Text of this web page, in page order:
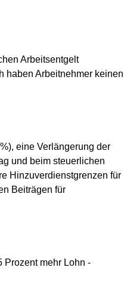
Arbeitsentgelt
haben Arbeitnehmer keinen
eine Verlängerung der
und beim steuerlichen
Hinzuverdienstgrenzen für
Beiträgen für
Prozent mehr Lohn -